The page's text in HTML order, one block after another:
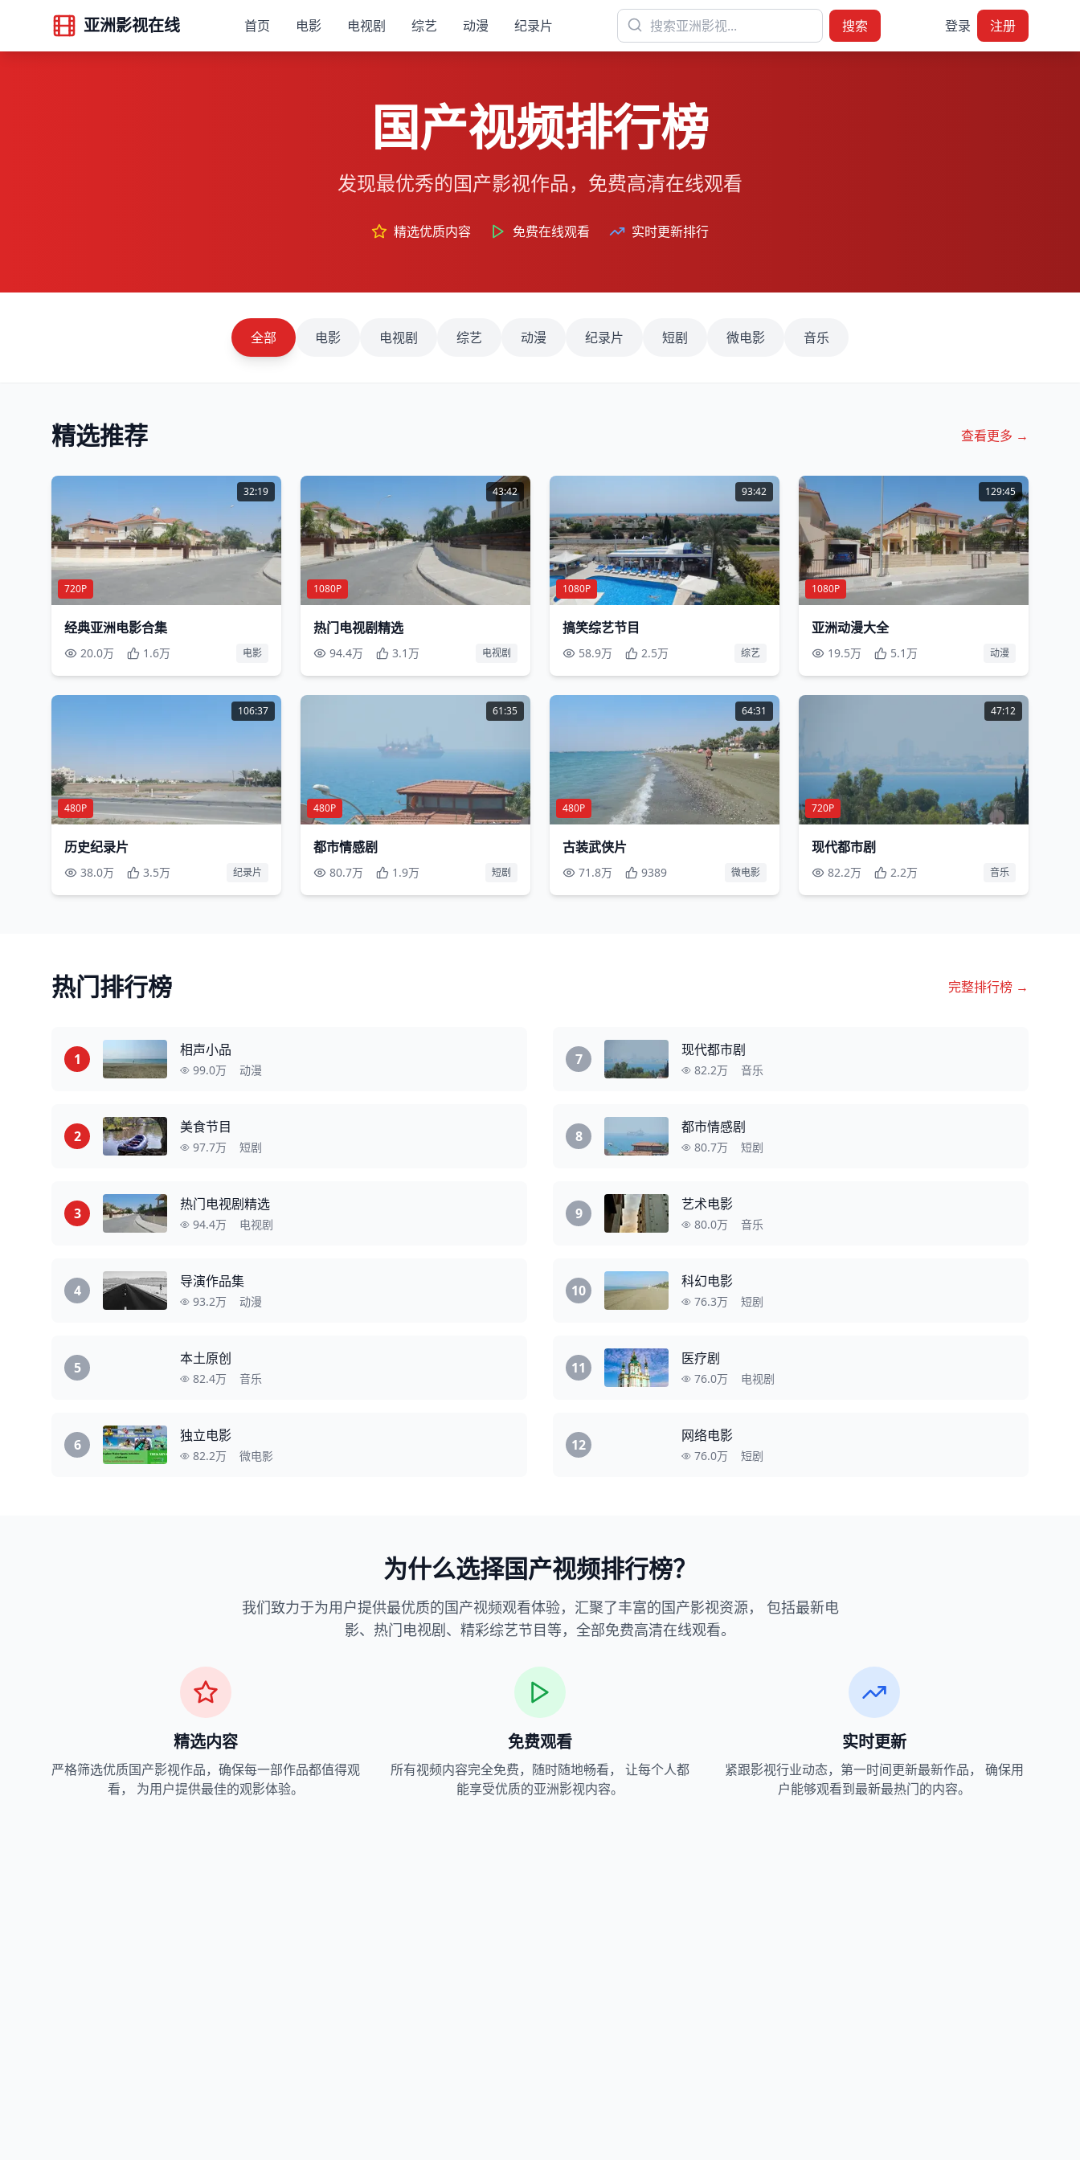
亚洲影视在线 首页 电影 电视剧 综艺 动漫 纪录片 搜索 登录 注册
国产视频排行榜
发现最优秀的国产影视作品，免费高清在线观看
精选优质内容 免费在线观看 实时更新排行
全部 电影 电视剧 综艺 动漫 纪录片 短剧 微电影 音乐
精选推荐 查看更多 →
32:19
720P
经典亚洲电影合集
20.0万 1.6万 电影
43:42
1080P
热门电视剧精选
94.4万 3.1万 电视剧
93:42
1080P
搞笑综艺节目
58.9万 2.5万 综艺
129:45
1080P
亚洲动漫大全
19.5万 5.1万 动漫
106:37
480P
历史纪录片
38.0万 3.5万 纪录片
61:35
480P
都市情感剧
80.7万 1.9万 短剧
64:31
480P
古装武侠片
71.8万 9389 微电影
47:12
720P
现代都市剧
82.2万 2.2万 音乐
热门排行榜 完整排行榜 →
1
相声小品
99.0万 动漫
2
美食节目
97.7万 短剧
3
热门电视剧精选
94.4万 电视剧
4
导演作品集
93.2万 动漫
5
本土原创
82.4万 音乐
6
独立电影
82.2万 微电影
7
现代都市剧
82.2万 音乐
8
都市情感剧
80.7万 短剧
9
艺术电影
80.0万 音乐
10
科幻电影
76.3万 短剧
11
医疗剧
76.0万 电视剧
12
网络电影
76.0万 短剧
为什么选择国产视频排行榜？
我们致力于为用户提供最优质的国产视频观看体验，汇聚了丰富的国产影视资源， 包括最新电
影、热门电视剧、精彩综艺节目等，全部免费高清在线观看。
精选内容
严格筛选优质国产影视作品，确保每一部作品都值得观
看， 为用户提供最佳的观影体验。
免费观看
所有视频内容完全免费，随时随地畅看， 让每个人都
能享受优质的亚洲影视内容。
实时更新
紧跟影视行业动态，第一时间更新最新作品， 确保用
户能够观看到最新最热门的内容。